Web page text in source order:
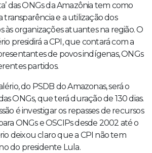
das ONGs da Amazônia tem como
transparência e a utilização dos
às organizações atuantes na região. O
presidirá a CPI, que contará com a
de povos indígenas, ONGs
partidos.
do PSDB do Amazonas, será o
ONGs, que terá duração de 130 dias.
é investigar os repasses de recursos
ONGs e OSCIPs desde 2002 até o
deixou claro que a CPI não tem
do presidente Lula.